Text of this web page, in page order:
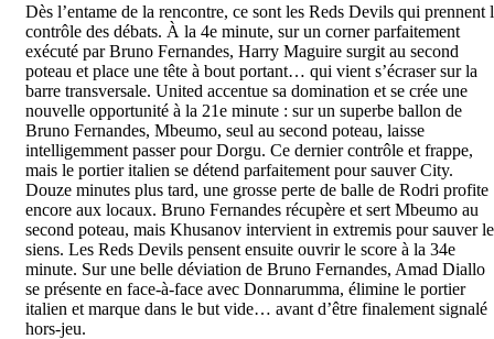
Dès l’entame de la rencontre, ce sont les Reds Devils qui prennent
contrôle des débats. À la 4e minute, sur un corner parfaitement
exécuté par Bruno Fernandes, Harry Maguire surgit au second
poteau et place une tête à bout portant… qui vient s’écraser sur la
barre transversale. United accentue sa domination et se crée une
nouvelle opportunité à la 21e minute : sur un superbe ballon de
Bruno Fernandes, Mbeumo, seul au second poteau, laisse
intelligemment passer pour Dorgu. Ce dernier contrôle et frappe,
mais le portier italien se détend parfaitement pour sauver City.
Douze minutes plus tard, une grosse perte de balle de Rodri profite
encore aux locaux. Bruno Fernandes récupère et sert Mbeumo au
second poteau, mais Khusanov intervient in extremis pour sauver
siens. Les Reds Devils pensent ensuite ouvrir le score à la 34e
minute. Sur une belle déviation de Bruno Fernandes, Amad Diallo
se présente en face-à-face avec Donnarumma, élimine le portier
italien et marque dans le but vide… avant d’être finalement signalé
hors-jeu.